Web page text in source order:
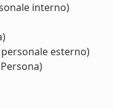
interno)
esterno)